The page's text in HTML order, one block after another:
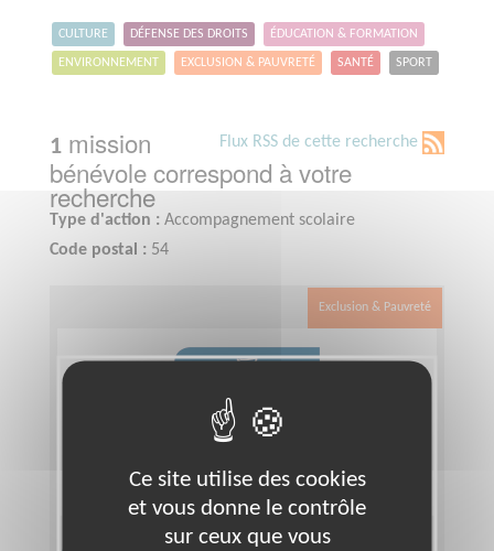
CULTURE DÉFENSE DES DROITS ÉDUCATION & FORMATION
ENVIRONNEMENT EXCLUSION & PAUVRETÉ SANTÉ SPORT
Flux RSS de cette recherche
1 mission
bénévole correspond à votre
recherche
Type d'action : Accompagnement scolaire
Code postal : 54
Exclusion & Pauvreté
Ce site utilise des cookies
et vous donne le contrôle
sur ceux que vous